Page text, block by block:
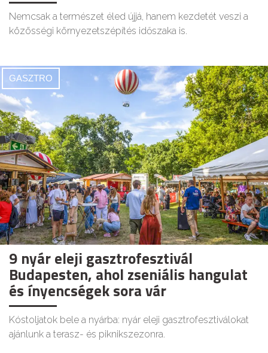
Nemcsak a természet éled újjá, hanem kezdetét veszi a
közösségi környezetszépítés időszaka is.
GASZTRO
9 nyár eleji gasztrofesztivál
Budapesten, ahol zseniális hangulat
és ínyencségek sora vár
Kóstoljatok bele a nyárba: nyár eleji gasztrofesztiválokat
ajánlunk a terasz- és piknikszezonra.